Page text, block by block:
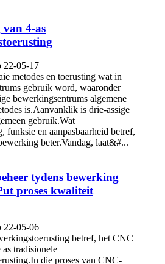
van 4-as
22-05-17
metodes en toerusting wat in
gebruik word, waaronder
bewerkingsentrums algemene
is.Aanvanklik is drie-assige
gebruik.Wat
funksie en aanpasbaarheid betref,
beter.Vandag, laat&#...
tydens bewerking
proses kwaliteit
22-05-06
betref, het CNC
tradisionele
die proses van CNC-